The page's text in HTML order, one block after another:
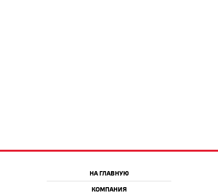
НА ГЛАВНУЮ
КОМПАНИЯ